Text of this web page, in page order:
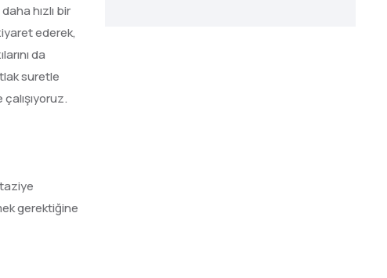
hızlı bir
ederek,
da
suretle
gerektiğine